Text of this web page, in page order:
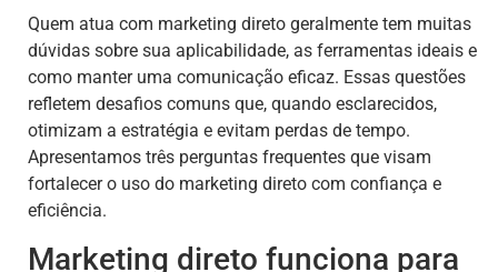
Quem atua com marketing direto geralmente tem muitas
dúvidas sobre sua aplicabilidade, as ferramentas ideais e
como manter uma comunicação eficaz. Essas questões
refletem desafios comuns que, quando esclarecidos,
otimizam a estratégia e evitam perdas de tempo.
Apresentamos três perguntas frequentes que visam
fortalecer o uso do marketing direto com confiança e
eficiência.
Marketing direto funciona para